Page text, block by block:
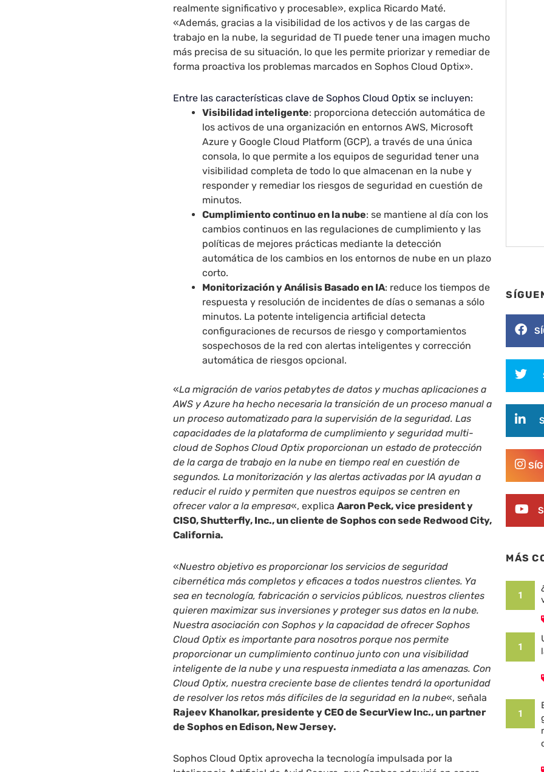
realmente significativo y procesable», explica Ricardo Maté.
«Además, gracias a la visibilidad de los activos y de las cargas de
trabajo en la nube, la seguridad de TI puede tener una imagen mucho
más precisa de su situación, lo que les permite priorizar y remediar de
forma proactiva los problemas marcados en Sophos Cloud Optix».
Entre las características clave de Sophos Cloud Optix se incluyen:
Visibilidad inteligente: proporciona detección automática de
los activos de una organización en entornos AWS, Microsoft
Azure y Google Cloud Platform (GCP), a través de una única
consola, lo que permite a los equipos de seguridad tener una
visibilidad completa de todo lo que almacenan en la nube y
responder y remediar los riesgos de seguridad en cuestión de
minutos.
Cumplimiento continuo en la nube: se mantiene al día con los
cambios continuos en las regulaciones de cumplimiento y las
políticas de mejores prácticas mediante la detección
automática de los cambios en los entornos de nube en un plazo
corto.
Monitorización y Análisis Basado en IA: reduce los tiempos de
respuesta y resolución de incidentes de días o semanas a sólo
minutos. La potente inteligencia artificial detecta
configuraciones de recursos de riesgo y comportamientos
sospechosos de la red con alertas inteligentes y corrección
automática de riesgos opcional.
«La migración de varios petabytes de datos y muchas aplicaciones a
AWS y Azure ha hecho necesaria la transición de un proceso manual a
un proceso automatizado para la supervisión de la seguridad. Las
capacidades de la plataforma de cumplimiento y seguridad multi-
cloud de Sophos Cloud Optix proporcionan un estado de protección
de la carga de trabajo en la nube en tiempo real en cuestión de
segundos. La monitorización y las alertas activadas por IA ayudan a
reducir el ruido y permiten que nuestros equipos se centren en
ofrecer valor a la empresa«, explicaAaron Peck, vice president y
CISO, Shutterfly, Inc., un cliente de Sophos con sede Redwood City,
California.
«Nuestro objetivo es proporcionar los servicios de seguridad
cibernética más completos y eficaces a todos nuestros clientes. Ya
sea en tecnología, fabricación o servicios públicos, nuestros clientes
quieren maximizar sus inversiones y proteger sus datos en la nube.
Nuestra asociación con Sophos y la capacidad de ofrecer Sophos
Cloud Optix es importante para nosotros porque nos permite
proporcionar un cumplimiento continuo junto con una visibilidad
inteligente de la nube y una respuesta inmediata a las amenazas. Con
Cloud Optix, nuestra creciente base de clientes tendrá la oportunidad
de resolver los retos más difíciles de la seguridad en la nube«, señala
Rajeev Khanolkar, presidente y CEO de SecurView Inc., un partner
de Sophos en Edison, New Jersey.
Sophos Cloud Optix aprovecha la tecnología impulsada por la
MÁS
1
1
1